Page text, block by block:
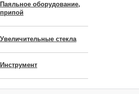
Паяльное оборудование,
припой
Увеличительные стекла
Инструмент